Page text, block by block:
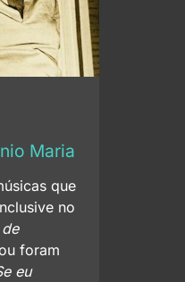
Maria
que
no
foram
eu